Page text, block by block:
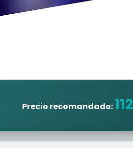
Precio recomandado:112